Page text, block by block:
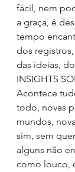
fácil, nem
a graça, é
tempo
dos
das ideias,
INSIGHTS
Acontece
todo, novas
mundos,
sim, sem
alguns não
como louco,